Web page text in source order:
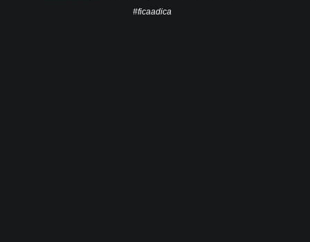
#ficaadica